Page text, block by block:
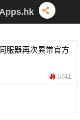
服器再次異常官方
5741